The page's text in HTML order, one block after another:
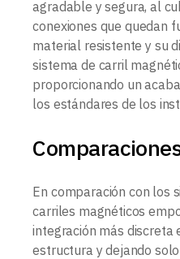
agradable y segura, al
conexiones que quedan
material resistente y su
sistema de carril
proporcionando un
los estándares de los
En comparación con los
carriles magnéticos
integración más discreta
estructura y dejando